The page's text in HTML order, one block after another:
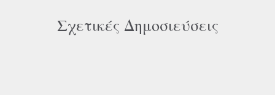
Σχετικές Δημοσιεύσεις